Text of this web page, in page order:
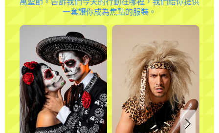
一套讓你成為焦點的服裝。